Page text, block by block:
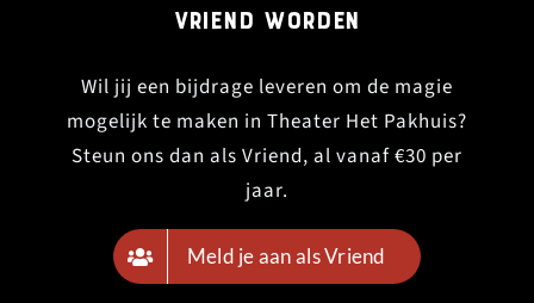
Vriend worden
Wil jij een bijdrage leveren om de magie
mogelijk te maken in Theater Het Pakhuis?
Steun ons dan als Vriend, al vanaf €30 per
jaar.
Meld je aan als Vriend